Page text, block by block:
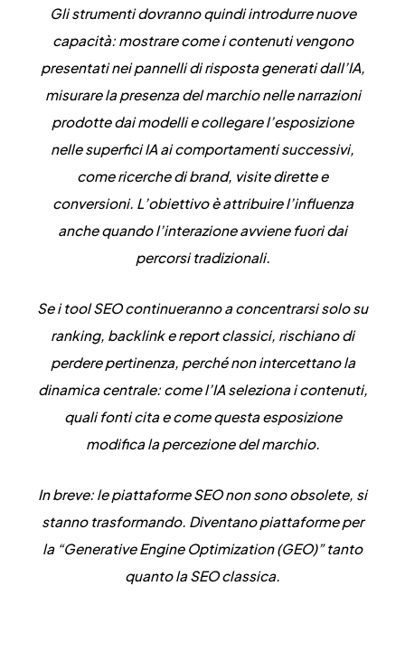
Gli strumenti dovranno quindi introdurre nuove
capacità: mostrare come i contenuti vengono
presentati nei pannelli di risposta generati dall’IA,
misurare la presenza del marchio nelle narrazioni
prodotte dai modelli e collegare l’esposizione
nelle superfici IA ai comportamenti successivi,
come ricerche di brand, visite dirette e
conversioni. L’obiettivo è attribuire l’influenza
anche quando l’interazione avviene fuori dai
percorsi tradizionali.
Se i tool SEO continueranno a concentrarsi solo su
ranking, backlink e report classici, rischiano di
perdere pertinenza, perché non intercettano la
dinamica centrale: come l’IA seleziona i contenuti,
quali fonti cita e come questa esposizione
modifica la percezione del marchio.
In breve: le piattaforme SEO non sono obsolete, si
stanno trasformando. Diventano piattaforme per
la “Generative Engine Optimization (GEO)” tanto
quanto la SEO classica.